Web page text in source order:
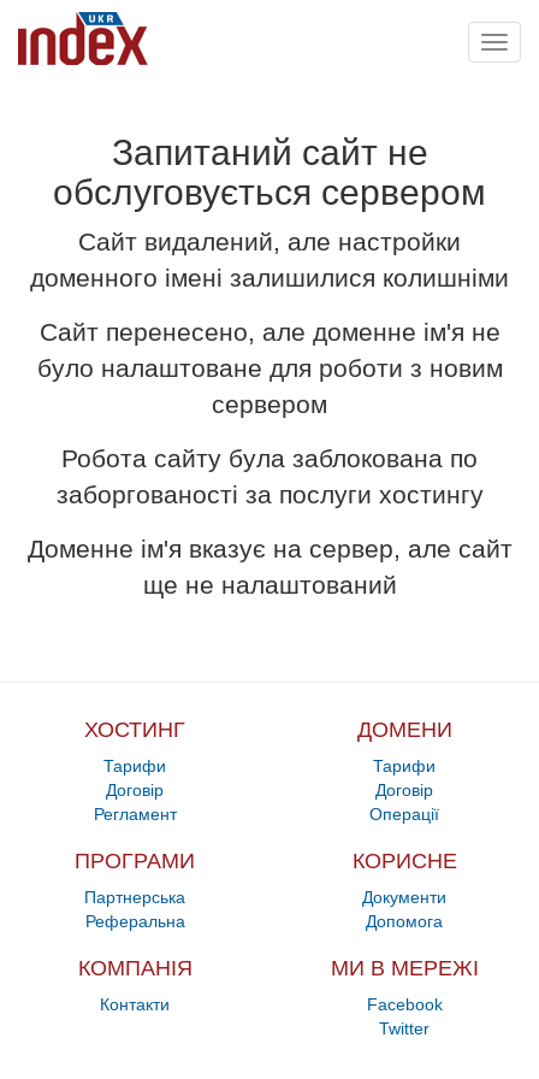
Запитаний сайт не
обслуговується сервером
Сайт видалений, але настройки
доменного імені залишилися колишніми
Сайт перенесено, але доменне ім'я не
було налаштоване для роботи з новим
сервером
Робота сайту була заблокована по
заборгованості за послуги хостингу
Доменне ім'я вказує на сервер, але сайт
ще не налаштований
ХОСТИНГ
Тарифи
Договір
Регламент
ДОМЕНИ
Тарифи
Договір
Операції
ПРОГРАМИ
Партнерська
Реферальна
КОРИСНЕ
Документи
Допомога
КОМПАНІЯ
Контакти
МИ В МЕРЕЖІ
Facebook
Twitter